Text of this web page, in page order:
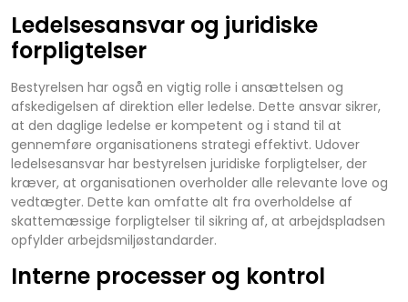
Ledelsesansvar og juridiske
forpligtelser
Bestyrelsen har også en vigtig rolle i ansættelsen og
afskedigelsen af direktion eller ledelse. Dette ansvar sikrer,
at den daglige ledelse er kompetent og i stand til at
gennemføre organisationens strategi effektivt. Udover
ledelsesansvar har bestyrelsen juridiske forpligtelser, der
kræver, at organisationen overholder alle relevante love og
vedtægter. Dette kan omfatte alt fra overholdelse af
skattemæssige forpligtelser til sikring af, at arbejdspladsen
opfylder arbejdsmiljøstandarder.
Interne processer og kontrol